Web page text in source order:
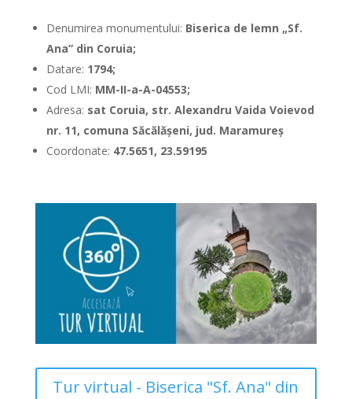
Denumirea monumentului: Biserica de lemn „Sf.
Ana” din Coruia;
Datare: 1794;
Cod LMI: MM-II-a-A-04553;
Adresa: sat Coruia, str. Alexandru Vaida Voievod
nr. 11, comuna Săcălăşeni, jud. Maramureş
Coordonate: 47.5651, 23.59195
Tur virtual - Biserica "Sf. Ana" din